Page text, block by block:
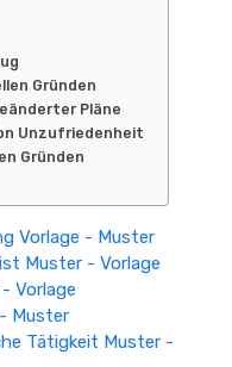
Gründen
Pläne
Unzufriedenheit
Gründen
Vorlage - Muster
Muster - Vorlage
Vorlage
Muster
Tätigkeit Muster -